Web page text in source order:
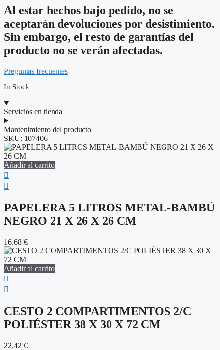
Al estar hechos bajo pedido, no se
aceptarán devoluciones por desistimiento.
Sin embargo, el resto de garantías del
producto no se verán afectadas.
Preguntas frecuentes
In Stock
Servicios en tienda
Mantenimiento del producto
SKU: 107406
Añadir al carrito
PAPELERA 5 LITROS METAL-BAMBÚ
NEGRO 21 X 26 X 26 CM
16,68 €
Añadir al carrito
CESTO 2 COMPARTIMENTOS 2/C
POLIÉSTER 38 X 30 X 72 CM
22,42 €